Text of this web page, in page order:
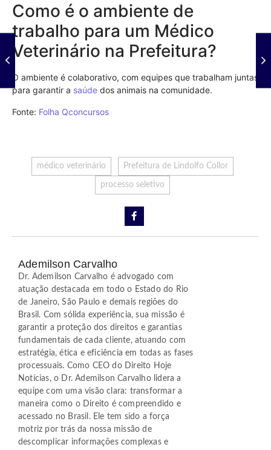
Como é o ambiente de
trabalho para um Médico
Veterinário na Prefeitura?
O ambiente é colaborativo, com equipes que trabalham juntas
para garantir a saúde dos animais na comunidade.
Fonte: Folha Qconcursos
médico veterinário Prefeitura de Lindolfo Collor
processo seletivo
Ademilson Carvalho
Dr. Ademilson Carvalho é advogado com
atuação destacada em todo o Estado do Rio
de Janeiro, São Paulo e demais regiões do
Brasil. Com sólida experiência, sua missão é
garantir a proteção dos direitos e garantias
fundamentais de cada cliente, atuando com
estratégia, ética e eficiência em todas as fases
processuais. Como CEO do Direito Hoje
Notícias, o Dr. Ademilson Carvalho lidera a
equipe com uma visão clara: transformar a
maneira como o Direito é compreendido e
acessado no Brasil. Ele tem sido a força
motriz por trás da nossa missão de
descomplicar informações complexas e